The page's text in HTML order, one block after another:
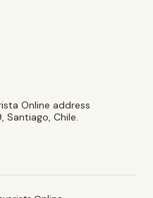
Online address
Santiago, Chile.